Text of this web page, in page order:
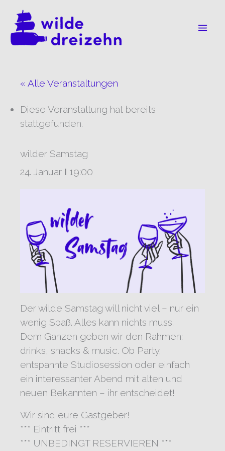
Inhalt
springen
« Alle Veranstaltungen
Diese Veranstaltung hat bereits
stattgefunden.
wilder Samstag
24. Januar Ι 19:00
Der wilde Samstag will nicht viel – nur ein
wenig Spaß. Alles kann nichts muss.
Dem Ganzen geben wir den Rahmen:
drinks, snacks & music. Ob Party,
entspannte Studiosession oder einfach
ein interessanter Abend mit alten und
neuen Bekannten – ihr entscheidet!
Wir sind eure Gastgeber!
*** Eintritt frei ***
*** UNBEDINGT RESERVIEREN ***